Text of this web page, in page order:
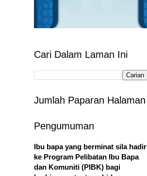
Cari Dalam Laman Ini
Jumlah Paparan Halaman
Pengumuman
Ibu bapa yang berminat sila hadir
ke Program Pelibatan Ibu Bapa
dan Komuniti (PIBK) bagi